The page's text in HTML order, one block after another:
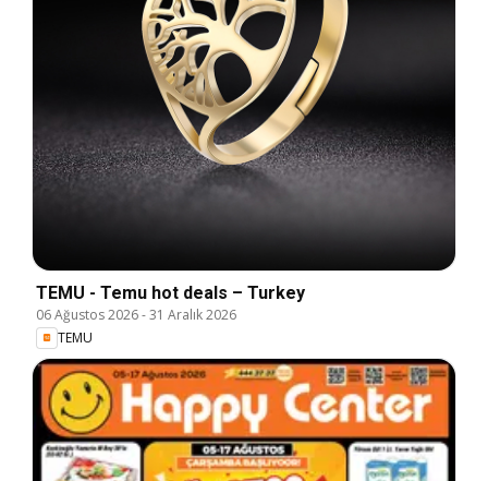
TEMU - Temu hot deals – Turkey
06 Ağustos 2026-31 Aralık 2026
TEMU